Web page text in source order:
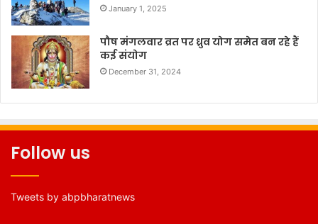
January 1, 2025
पौष मंगलवार व्रत पर ध्रुव योग समेत बन रहे हैं
कई संयोग
December 31, 2024
Follow us
Tweets by abpbharatnews